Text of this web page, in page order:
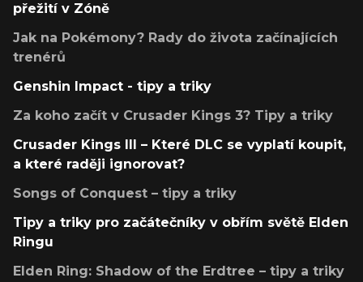
přežití v Zóně
Jak na Pokémony? Rady do života začínajících
trenérů
Genshin Impact - tipy a triky
Za koho začít v Crusader Kings 3? Tipy a triky
Crusader Kings III – Které DLC se vyplatí koupit,
a které raději ignorovat?
Songs of Conquest – tipy a triky
Tipy a triky pro začátečníky v obřím světě Elden
Ringu
Elden Ring: Shadow of the Erdtree – tipy a triky